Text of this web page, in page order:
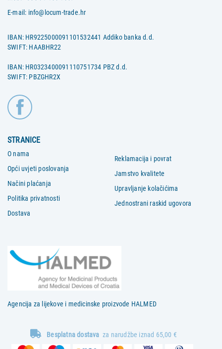
E-mail: info@locum-trade.hr
IBAN: HR9225000091101532441 Addiko banka d.d.
SWIFT: HAABHR22
IBAN: HR0323400091110751734 PBZ d.d.
SWIFT: PBZGHR2X
STRANICE
O nama
Opći uvjeti poslovanja
Načini plaćanja
Politika privatnosti
Dostava
Reklamacija i povrat
Jamstvo kvalitete
Upravljanje kolačićima
Jednostrani raskid ugovora
Agencija za lijekove i medicinske proizvode HALMED
Besplatna dostava za narudžbe iznad 65,00 €